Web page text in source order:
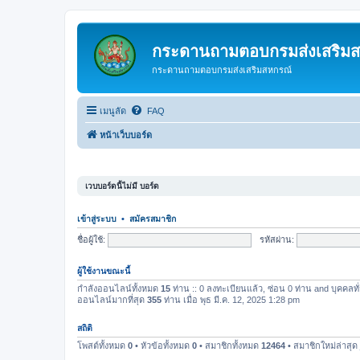
กระดานถามตอบกรมส่งเสริม
กระดานถามตอบกรมส่งเสริมสหกรณ์
เมนูลัด FAQ
หน้าเว็บบอร์ด
เวบบอร์ดนี้ไม่มี บอร์ด
เข้าสู่ระบบ • สมัครสมาชิก
ชื่อผู้ใช้: รหัสผ่าน:
ผู้ใช้งานขณะนี้
กำลังออนไลน์ทั้งหมด 15 ท่าน :: 0 ลงทะเบียนแล้ว, ซ่อน 0 ท่าน and บุคคล
ออนไลน์มากที่สุด 355 ท่าน เมื่อ พุธ มี.ค. 12, 2025 1:28 pm
สถิติ
โพสต์ทั้งหมด 0 • หัวข้อทั้งหมด 0 • สมาชิกทั้งหมด 12464 • สมาชิกใหม่ล่าสุด